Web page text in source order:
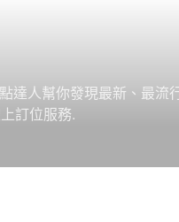
達人幫你發現最新、最
訂位服務.